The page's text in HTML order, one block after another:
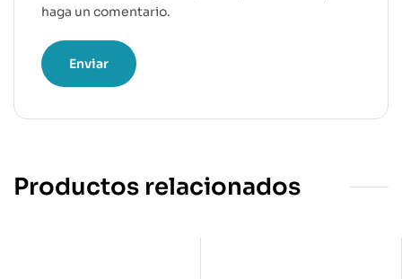
haga un comentario.
Productos relacionados